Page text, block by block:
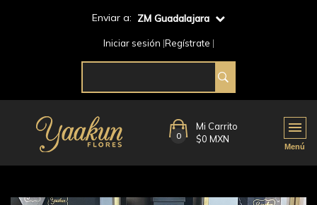
Enviar a: ZM Guadalajara
Iniciar sesión Regístrate
0
Mi Carrito
$0 MXN